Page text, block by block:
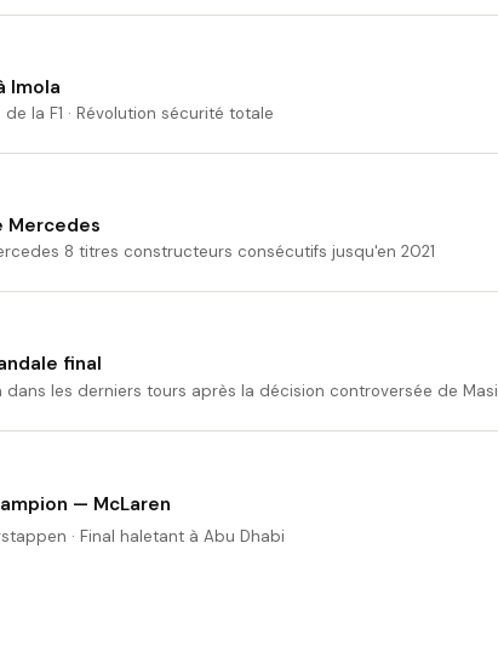
Imola
la F1 · Révolution sécurité totale
Mercedes
8 titres constructeurs consécutifs jusqu'en 2021
final
les derniers tours après la décision controversée de Masi
— McLaren
· Final haletant à Abu Dhabi